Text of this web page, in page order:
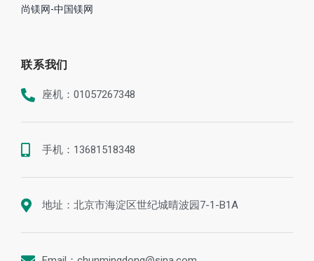
尚镁网-中国镁网
联系我们
座机：01057267348
手机：13681518348
地址：北京市海淀区世纪城晴波园7-1-B1A